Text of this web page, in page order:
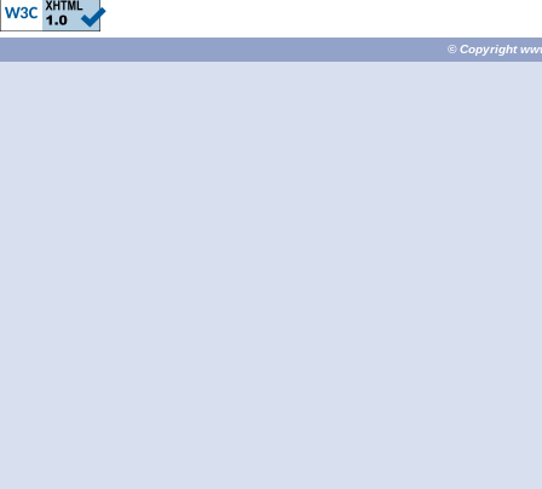
© Copyright